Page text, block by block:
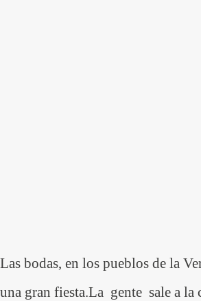
Las bodas, en los pueblos de la
una gran fiesta.La gente sale a la